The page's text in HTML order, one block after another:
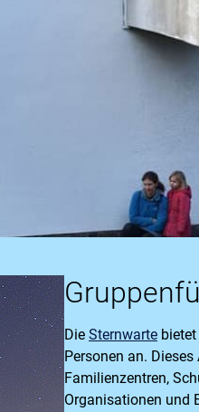
Die Sternwarte
Personen an.
Familienzentren,
Organisationen und